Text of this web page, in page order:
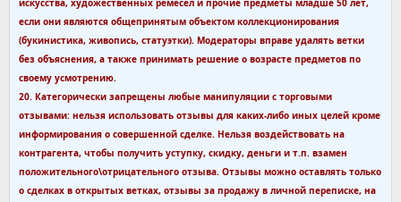
искусства, художественных ремесел и прочие предметы младше 50 лет,
если они являются общепринятым объектом коллекционирования
(букинистика, живопись, статуэтки). Модераторы вправе удалять ветки
без объяснения, а также принимать решение о возрасте предметов по
своему усмотрению.
20. Категорически запрещены любые манипуляции с торговыми
отзывами: нельзя использовать отзывы для каких-либо иных целей кроме
информирования о совершенной сделке. Нельзя воздействовать на
контрагента, чтобы получить уступку, скидку, деньги и т.п. взамен
положительного\отрицательного отзыва. Отзывы можно оставлять только
о сделках в открытых ветках, отзывы за продажу в личной переписке, на